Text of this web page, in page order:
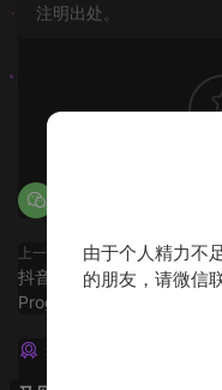
注明出处。
上一篇
抖音流行中文旋律说唱
Proghouse
猜你喜欢
由于个人精力不
的朋友，请微信